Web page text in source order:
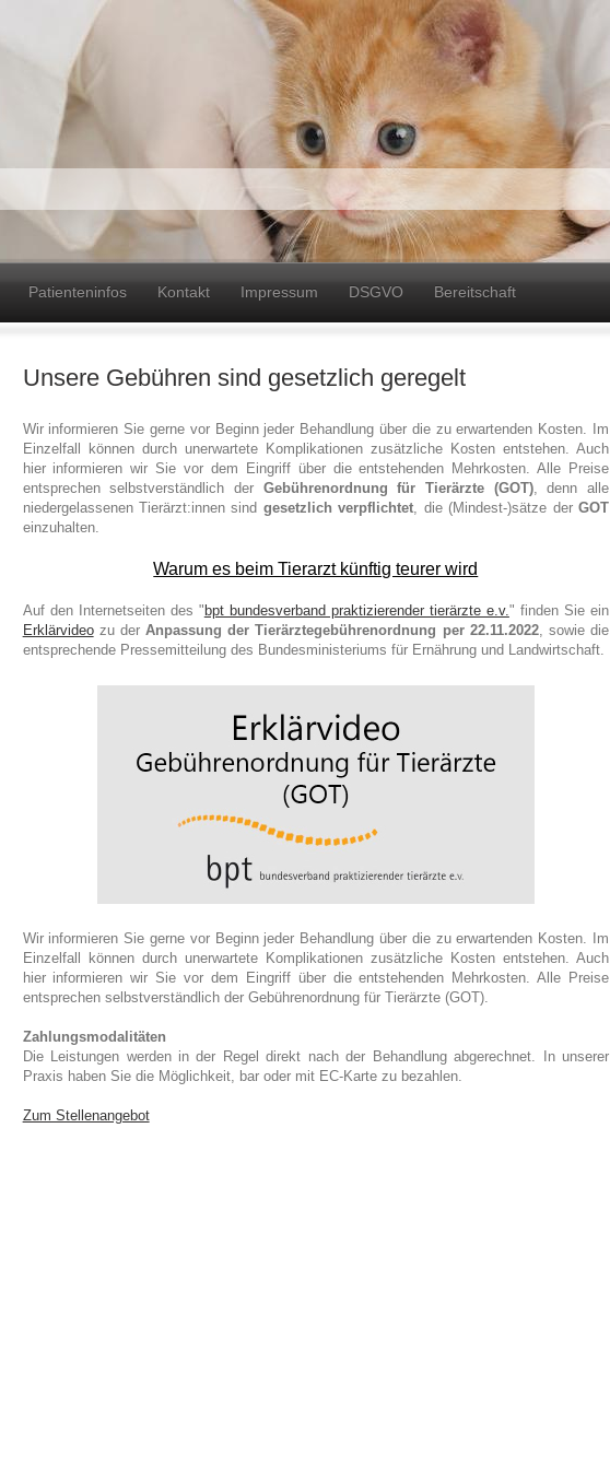
Patienteninfos Kontakt Impressum DSGVO Bereitschaft
Unsere Gebühren sind gesetzlich geregelt
Wir informieren Sie gerne vor Beginn jeder Behandlung über die zu erwartenden Kosten. Im
Einzelfall können durch unerwartete Komplikationen zusätzliche Kosten entstehen. Auch
hier informieren wir Sie vor dem Eingriff über die entstehenden Mehrkosten. Alle Preise
entsprechen selbstverständlich der Gebührenordnung für Tierärzte (GOT), denn alle
niedergelassenen Tierärzt:innen sind gesetzlich verpflichtet, die (Mindest-)sätze derGOT
einzuhalten.
Warum es beim Tierarzt künftig teurer wird
Auf den Internetseiten des " bpt bundesverband praktizierender tierärzte e.v." finden Sie ein
Erklärvideozu derAnpassung der Tierärztegebührenordnung per 22.11.2022, sowie die
entsprechende Pressemitteilung des Bundesministeriums für Ernährung und Landwirtschaft.
Wir informieren Sie gerne vor Beginn jeder Behandlung über die zu erwartenden Kosten. Im
Einzelfall können durch unerwartete Komplikationen zusätzliche Kosten entstehen. Auch
hier informieren wir Sie vor dem Eingriff über die entstehenden Mehrkosten. Alle Preise
entsprechen selbstverständlich der Gebührenordnung für Tierärzte (GOT).
Zahlungsmodalitäten
Die Leistungen werden in der Regel direkt nach der Behandlung abgerechnet. In unserer
Praxis haben Sie die Möglichkeit, bar oder mit EC-Karte zu bezahlen.
Zum Stellenangebot